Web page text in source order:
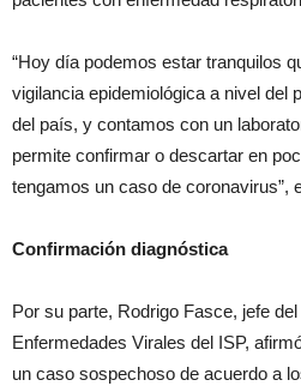
“Hoy día podemos estar tranquilos
vigilancia epidemiológica a nivel del
del país, y contamos con un
permite confirmar o descartar en
tengamos un caso de coronavirus”,
Confirmación diagnóstica
Por su parte, Rodrigo Fasce, jefe
Enfermedades Virales del ISP,
un caso sospechoso de acuerdo a